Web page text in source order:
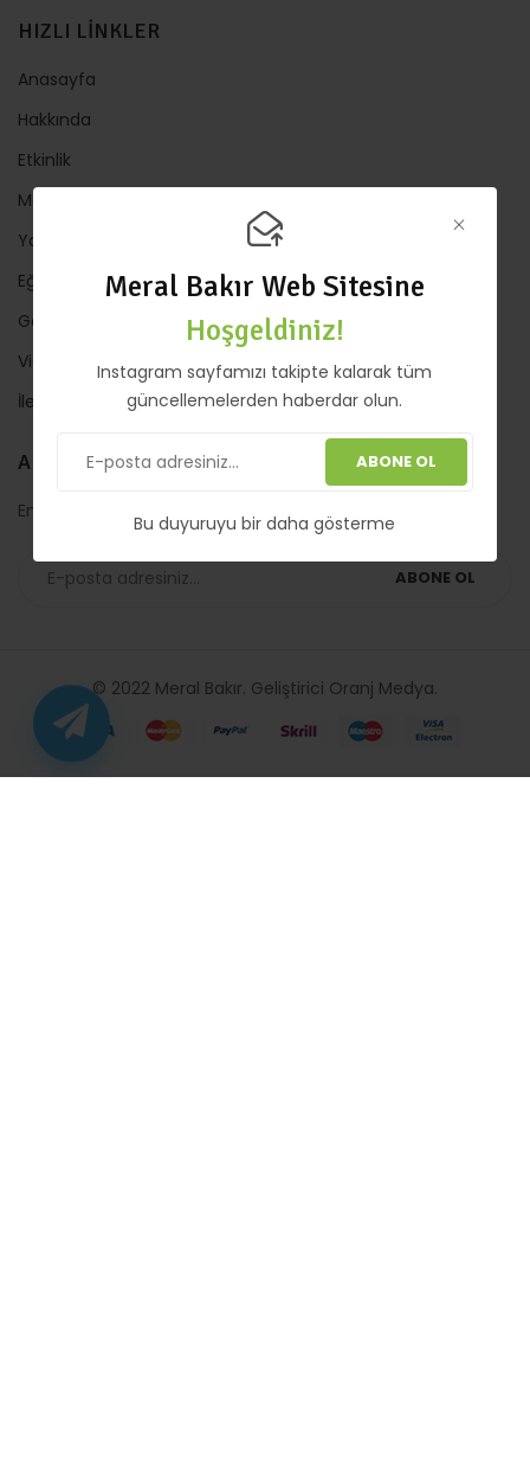
Meral Bakır Web Sitesine
Hoşgeldiniz!
Instagram sayfamızı takipte kalarak tüm
güncellemelerden haberdar olun.
ABONE OL
Bu duyuruyu bir daha gösterme
HIZLI LİNKLER
Anasayfa
Hakkında
Etkinlik
Mağaza
Yazılar
Eğitimler
Galeri
Video
İletişim
ABONE OL
En son güncellemeler için haftalık bültene abone olun
ABONE OL
© 2022 Meral Bakır. Geliştirici Oranj Medya.